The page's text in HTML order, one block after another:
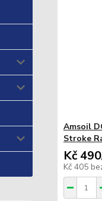
Amsoil
Stroke
Kč 490
Kč 405